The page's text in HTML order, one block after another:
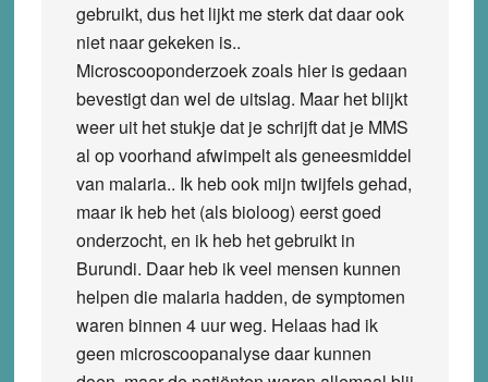
gebruikt, dus het lijkt me sterk dat daar ook
niet naar gekeken is..
Microscooponderzoek zoals hier is gedaan
bevestigt dan wel de uitslag. Maar het blijkt
weer uit het stukje dat je schrijft dat je MMS
al op voorhand afwimpelt als geneesmiddel
van malaria.. Ik heb ook mijn twijfels gehad,
maar ik heb het (als bioloog) eerst goed
onderzocht, en ik heb het gebruikt in
Burundi. Daar heb ik veel mensen kunnen
helpen die malaria hadden, de symptomen
waren binnen 4 uur weg. Helaas had ik
geen microscoopanalyse daar kunnen